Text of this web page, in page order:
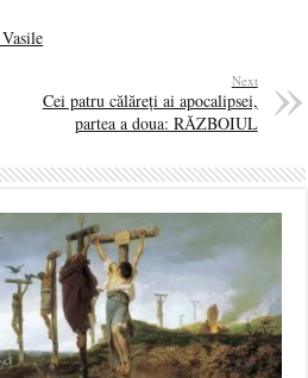
Next
Cei patru călăreți ai apocalipsei,
partea a doua: RĂZBOIUL